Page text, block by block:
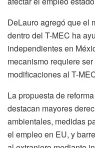
DeLauro agregó que el
dentro del T-MEC ha
independientes en
mecanismo requiere
modificaciones al T-
La propuesta de
destacan mayores
ambientales, medidas
el empleo en EU, y